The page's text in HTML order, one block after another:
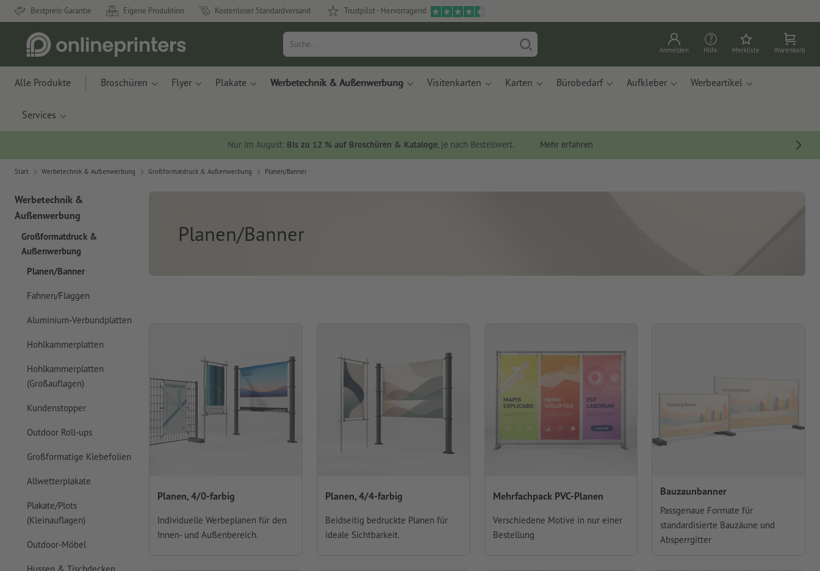
Bestpreis-Garantie Eigene Produktion Kostenloser Standardversand Trustpilot - Hervorragend
Anmelden Hilfe Merkliste Warenkorb
Alle Produkte Broschüren Flyer Plakate Werbetechnik & Außenwerbung Visitenkarten Karten Bürobedarf Aufkleber Werbeartikel
Services
Nur im August: Bis zu 12 % auf Broschüren & Kataloge, je nach Bestellwert. Mehr erfahren
Start Werbetechnik & Außenwerbung Großformatdruck & Außenwerbung Planen/Banner
Werbetechnik &
Außenwerbung
Großformatdruck &
Außenwerbung
Planen/Banner
Fahnen/Flaggen
Aluminium-Verbundplatten
Hohlkammerplatten
Hohlkammerplatten
(Großauflagen)
Kundenstopper
Outdoor Roll-ups
Großformatige Klebefolien
Allwetterplakate
Plakate/Plots
(Kleinauflagen)
Outdoor-Möbel
Planen/Banner
Planen, 4/0-farbig
Individuelle Werbeplanen für den
Innen- und Außenbereich.
Planen, 4/4-farbig
Beidseitig bedruckte Planen für
ideale Sichtbarkeit.
Mehrfachpack PVC-Planen
Verschiedene Motive in nur einer
Bestellung
Bauzaunbanner
Passgenaue Formate für
standardisierte Bauzäune und
Absperrgitter